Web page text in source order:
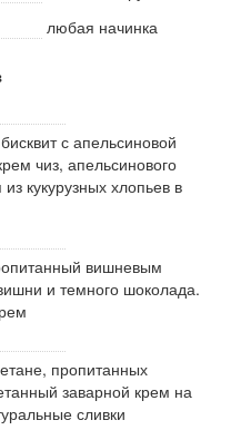
любая начинка
с апельсиновой
чиз, апельсинового
кукурузных хлопьев в
вишневым
и темного шоколада.
пропитанных
заварной крем на
сливки